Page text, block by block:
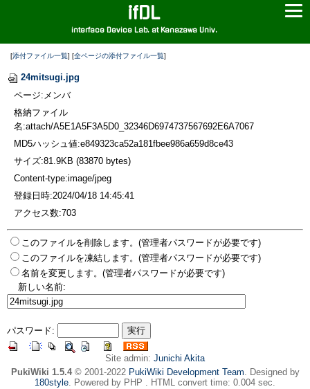
ifDL
interface Device Lab. at Kanazawa Univ.
[添付ファイル一覧] [全ページの添付ファイル一覧]
24mitsugi.jpg
ページ:メンバ
格納ファイル
名:attach/A5E1A5F3A5D0_32346D6974737567692E6A7067
MD5ハッシュ値:e849323ca52a181fbee986a659d8ce43
サイズ:81.9KB (83870 bytes)
Content-type:image/jpeg
登録日時:2024/04/18 14:45:41
アクセス数:703
このファイルを削除します。(管理者パスワードが必要です)
このファイルを凍結します。(管理者パスワードが必要です)
名前を変更します。(管理者パスワードが必要です)
新しい名前:
パスワード:
Site admin: Junichi Akita
PukiWiki 1.5.4© 2001-2022 PukiWiki Development Team. Designed by
180style. Powered by PHP . HTML convert time: 0.004 sec.